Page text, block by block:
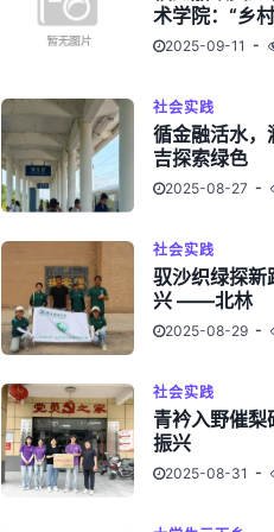
术学院：“乡村
2025-09-11
社会实践
循金融活水
吉探索绿色
2025-08-27
社会实践
驭沙织绿探新
兴 ——北林
2025-08-29
社会实践
青衿入野催梨
振兴
2025-08-31